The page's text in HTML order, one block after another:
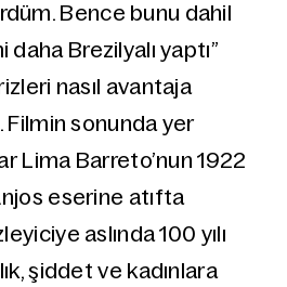
Bence bunu dahil
Brezilyalı yaptı”
nasıl avantaja
Filmin sonunda yer
Lima Barreto’nun 1922
eserine atıfta
aslında 100 yılı
şiddet ve kadınlara